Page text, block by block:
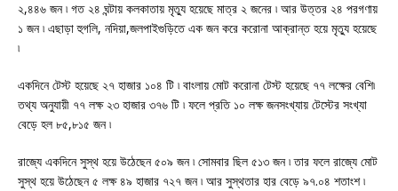
২,৪৪৬ জন ৷ গত ২৪ ঘন্টায় কলকাতায় মৃত্যু হয়েছে মাত্র ২ জনের ৷ আর উত্তর ২৪ পরগণায়
১ জন ৷ এছাড়া হুগলি, নদিয়া,জলপাইগুড়িতে এক জন করে করোনা আক্রান্ত হয়ে মৃত্যু হয়েছে
৷
একদিনে টেস্ট হয়েছে ২৭ হাজার ১০৪ টি ৷ বাংলায় মোট করোনা টেস্ট হয়েছে ৭৭ লক্ষের বেশি৷
তথ্য অনুযায়ী ৭৭ লক্ষ ২৩ হাজার ৩৭৬ টি ৷ ফলে প্রতি ১০ লক্ষ জনসংখ্যায় টেস্টের সংখ্যা
বেড়ে হল ৮৫,৮১৫ জন ৷
রাজ্যে একদিনে সুস্থ হয়ে উঠেছেন ৫০৯ জন ৷ সোমবার ছিল ৫১৩ জন ৷ তার ফলে রাজ্যে মোট
সুস্থ হয়ে উঠেছেন ৫ লক্ষ ৪৯ হাজার ৭২৭ জন ৷ আর সুস্থতার হার বেড়ে ৯৭.০৪ শতাংশ ৷